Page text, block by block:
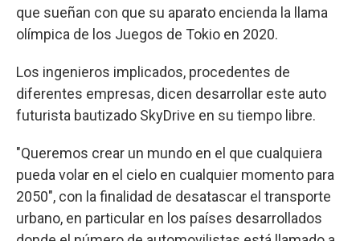
que sueñan con que su aparato encienda la llama
olímpica de los Juegos de Tokio en 2020.
Los ingenieros implicados, procedentes de
diferentes empresas, dicen desarrollar este auto
futurista bautizado SkyDrive en su tiempo libre.
"Queremos crear un mundo en el que cualquiera
pueda volar en el cielo en cualquier momento para
2050", con la finalidad de desatascar el transporte
urbano, en particular en los países desarrollados